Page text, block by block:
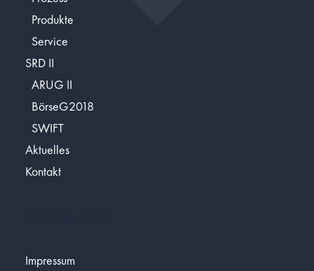
Produkte
Service
SRD II
ARUG II
BörseG2018
SWIFT
Aktuelles
Kontakt
Impressum